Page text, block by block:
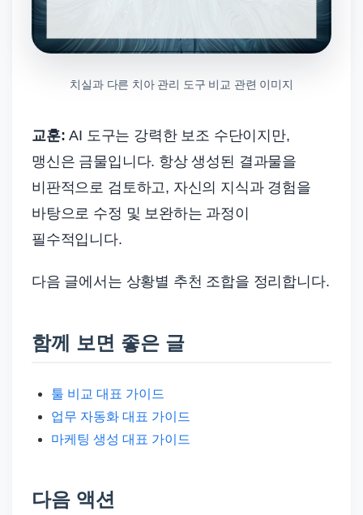
치실과 다른 치아 관리 도구 비교 관련 이미지
교훈: AI 도구는 강력한 보조 수단이지만,
맹신은 금물입니다. 항상 생성된 결과물을
비판적으로 검토하고, 자신의 지식과 경험을
바탕으로 수정 및 보완하는 과정이
필수적입니다.
다음 글에서는 상황별 추천 조합을 정리합니다.
함께 보면 좋은 글
툴 비교 대표 가이드
업무 자동화 대표 가이드
마케팅 생성 대표 가이드
다음 액션